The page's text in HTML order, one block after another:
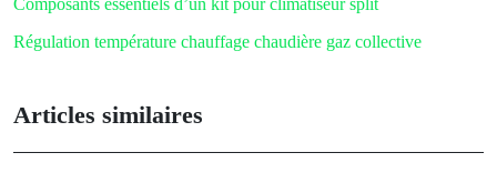
Régulation température chauffage chaudière gaz collective
Articles similaires